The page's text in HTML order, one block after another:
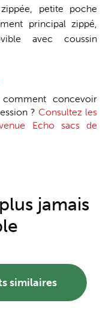
petite poche
principal zippé,
avec coussin
concevoir
?Consultez les
Echo sacs de
jamais
similaires